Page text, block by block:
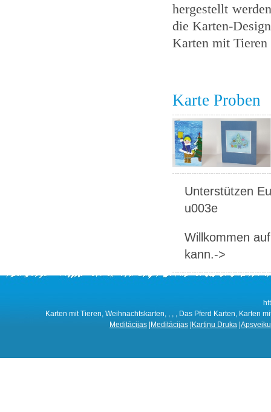
hergestellt
die Karten-
Karten mit Tieren
Karte Proben
Unterstützen
u003e
Willkommen
kann.->
Karten mit Tieren, Weihnachtskarten, , , , Das Pferd Karten, Karten
Meditācijas Meditācijas Kartiņu Druka